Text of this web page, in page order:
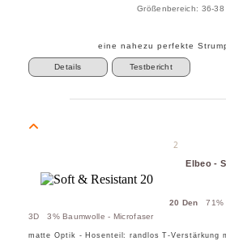
Größenbereich: 36-
eine nahezu perfekte
Details Testbericht
2
Elbeo -
20 Den 71%
3D 3% Baumwolle - Microfaser
matte Optik - Hosenteil: randlos T-Verstärkung